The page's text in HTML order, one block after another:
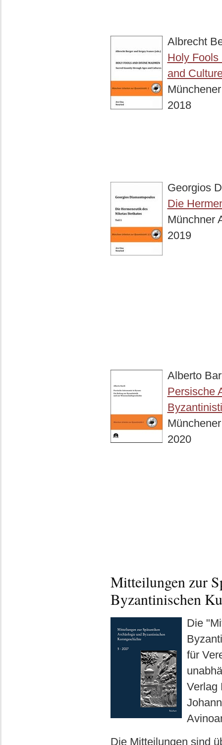
Albrecht
Holy Fools
and
2018
Georgios
Die
Münchner
2019
Alberto
Persische
2020
Mitteilungen zur
Byzantinischen
Die
für
Verlag
Die Mitteilungen sind